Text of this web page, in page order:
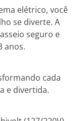
elétrico, você
se diverte. A
seguro e
anos.
cada
e divertida.